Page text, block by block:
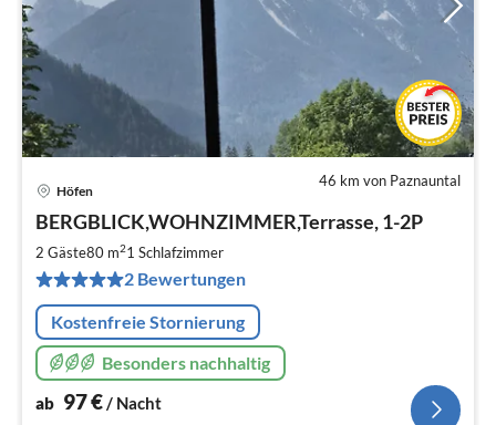
46 km von Paznauntal
Höfen
BERGBLICK,WOHNZIMMER,Terrasse, 1-2P
2 Gäste80 m21 Schlafzimmer
2 Bewertungen
Kostenfreie Stornierung
Besonders nachhaltig
ab 97€ / Nacht